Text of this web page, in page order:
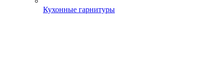
Кухонные гарнитуры